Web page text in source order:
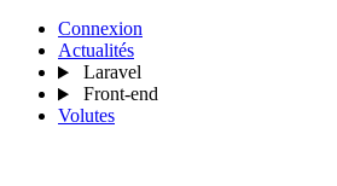
Connexion
Actualités
Laravel
Front-end
Volutes